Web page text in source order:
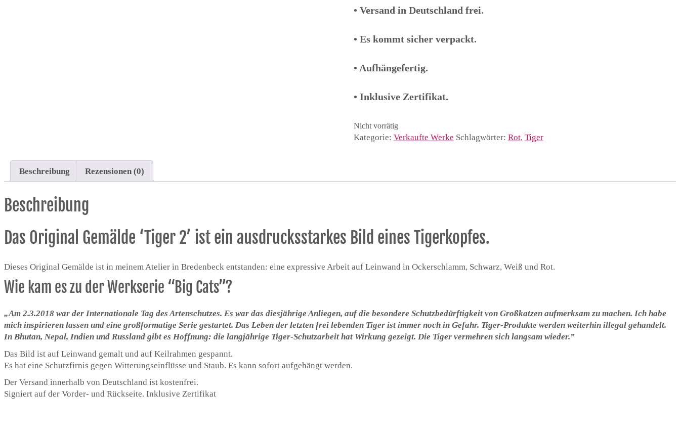
•Versand in Deutschland frei.
• Es kommt sicher verpackt.
• Aufhängefertig.
• Inklusive Zertifikat.
Nicht vorrätig
Kategorie: Verkaufte Werke Schlagwörter: Rot, Tiger
Beschreibung Rezensionen (0)
Beschreibung
Das Original Gemälde ‘Tiger 2’ ist ein ausdrucksstarkes Bild eines Tigerkopfes.
Dieses Original Gemälde ist in meinem Atelier in Bredenbeck entstanden: eine expressive Arbeit auf Leinwand in Ockerschlamm, Schwarz, Weiß und Rot.
Wie kam es zu der Werkserie “Big Cats”?
„Am 2.3.2018 war der Internationale Tag des Artenschutzes. Es war das diesjährige Anliegen, auf die besondere Schutzbedürftigkeit von Großkatzen aufmerksam zu machen. Ich habe
mich inspirieren lassen und eine großformatige Serie gestartet. Das Leben der letzten frei lebenden Tiger ist immer noch in Gefahr. Tiger-Produkte werden weiterhin illegal gehandelt.
In Bhutan, Nepal, Indien und Russland gibt es Hoffnung: die langjährige Tiger-Schutzarbeit hat Wirkung gezeigt. Die Tiger vermehren sich langsam wieder.”
Das Bild ist auf Leinwand gemalt und auf Keilrahmen gespannt.
Es hat eine Schutzfirnis gegen Witterungseinflüsse und Staub. Es kann sofort aufgehängt werden.
Der Versand innerhalb von Deutschland ist kostenfrei.
Signiert auf der Vorder- und Rückseite. Inklusive Zertifikat